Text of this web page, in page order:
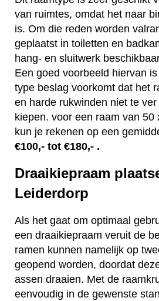
van ruimtes, omdat het naar
is. Om die reden worden
geplaatst in toiletten en
hang- en sluitwerk
Een goed voorbeeld hiervan
type beslag voorkomt dat het
en harde rukwinden niet te
kiepen. voor een raam van 50
kun je rekenen op een
€100,- tot €180,- .
Draaikiepraam
Leiderdorp
Als het gaat om optimaal
een draaikiepraam veruit de
ramen kunnen namelijk op
geopend worden, doordat
assen draaien. Met de
eenvoudig in de gewenste